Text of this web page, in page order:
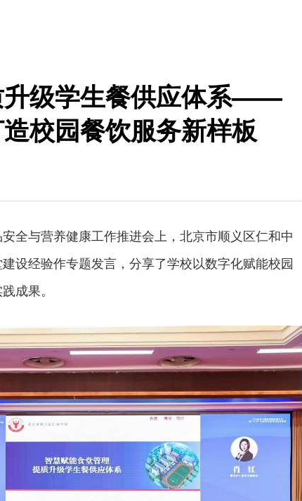
升级学生餐供应体系——
校园餐饮服务新样板
全与营养健康工作推进会上，北京市顺义区仁和中
设经验作专题发言，分享了学校以数字化赋能校园
成果。